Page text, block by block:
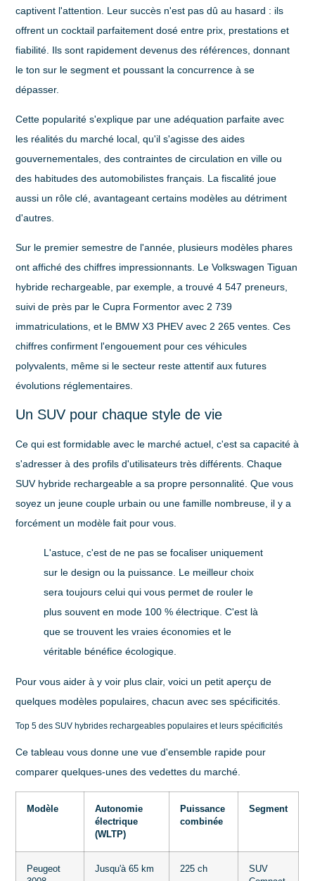
captivent l'attention. Leur succès n'est pas dû au hasard : ils
offrent un cocktail parfaitement dosé entre prix, prestations et
fiabilité. Ils sont rapidement devenus des références, donnant
le ton sur le segment et poussant la concurrence à se
dépasser.
Cette popularité s'explique par une adéquation parfaite avec
les réalités du marché local, qu'il s'agisse des aides
gouvernementales, des contraintes de circulation en ville ou
des habitudes des automobilistes français. La fiscalité joue
aussi un rôle clé, avantageant certains modèles au détriment
d'autres.
Sur le premier semestre de l'année, plusieurs modèles phares
ont affiché des chiffres impressionnants. Le Volkswagen Tiguan
hybride rechargeable, par exemple, a trouvé4 547 preneurs,
suivi de près par le Cupra Formentor avec2 739
immatriculations, et le BMW X3 PHEV avec2 265 ventes. Ces
chiffres confirment l'engouement pour ces véhicules
polyvalents, même si le secteur reste attentif aux futures
évolutions réglementaires.
Un SUV pour chaque style de vie
Ce qui est formidable avec le marché actuel, c'est sa capacité à
s'adresser à des profils d'utilisateurs très différents. Chaque
SUV hybride rechargeable a sa propre personnalité. Que vous
soyez un jeune couple urbain ou une famille nombreuse, il y a
forcément un modèle fait pour vous.
L'astuce, c'est de ne pas se focaliser uniquement
sur le design ou la puissance. Le meilleur choix
sera toujours celui qui vous permet de rouler le
plus souvent en mode 100 % électrique. C'est là
que se trouvent les vraies économies et le
véritable bénéfice écologique.
Pour vous aider à y voir plus clair, voici un petit aperçu de
quelques modèles populaires, chacun avec ses spécificités.
Top 5 des SUV hybrides rechargeables populaires et leurs spécificités
Ce tableau vous donne une vue d'ensemble rapide pour
comparer quelques-unes des vedettes du marché.
Modèle
Autonomie
électrique
(WLTP)
Puissance
combinée
Segment
Peugeot
Jusqu'à 65 km 225 ch
SUV